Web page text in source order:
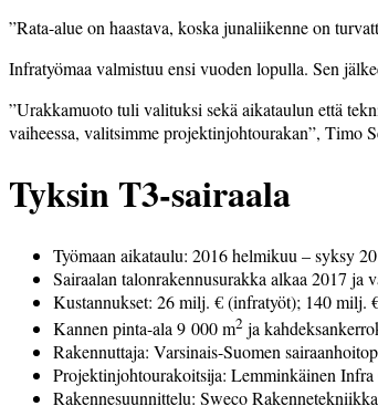
”Rata-alue on haastava, koska junaliikenne on
Infratyömaa valmistuu ensi vuoden lopulla. Sen
”Urakkamuoto tuli valituksi sekä aikataulun että
vaiheessa, valitsimme projektinjohtourakan”, Timo
Tyksin T3-sairaala
Työmaan aikataulu: 2016 helmikuu – syksy
Sairaalan talonrakennusurakka alkaa 2017 ja
Kustannukset: 26 milj. € (infratyöt); 140 milj.
Kannen pinta-ala9 000 m2 ja
Rakennuttaja: Varsinais-Suomen
Projektinjohtourakoitsija: Lemminkäinen
Rakennesuunnittelu: Sweco